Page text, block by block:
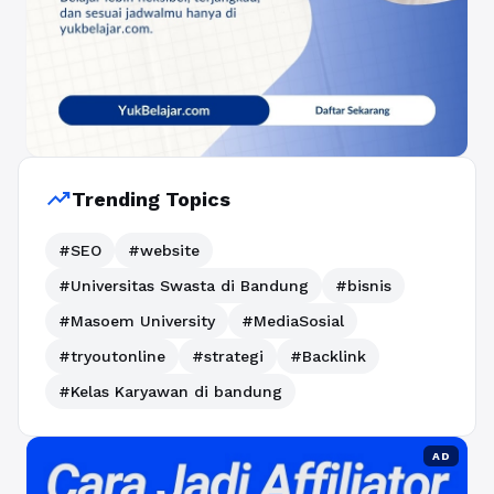
trending_upTrending Topics
#SEO
#website
#Universitas Swasta di Bandung
#bisnis
#Masoem University
#MediaSosial
#tryoutonline
#strategi
#Backlink
#Kelas Karyawan di bandung
AD